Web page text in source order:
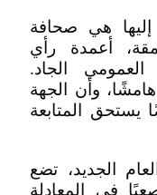
إليها هي صحافة
أعمدة رأي
الجاد.
وأن الجهة
يستحق المتابعة
الجديد، تضع
في المعادلة